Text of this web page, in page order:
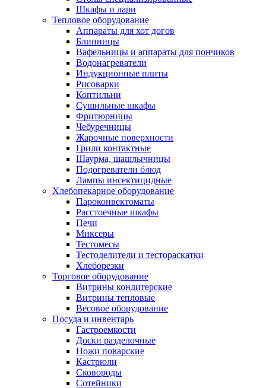
Шкафы и лари
Тепловое оборудование
Аппараты для хот догов
Блинницы
Вафельницы и аппараты для пончиков
Водонагреватели
Индукционные плиты
Рисоварки
Коптильни
Сушильные шкафы
Фритюрницы
Чебуречницы
Жарочные поверхности
Грили контактные
Шаурма, шашлычницы
Подогреватели блюд
Лампы инсектицидные
Хлебопекарное оборудование
Пароконвектоматы
Расстоечные шкафы
Печи
Миксеры
Тестомесы
Тестоделители и тестораскатки
Хлеборезки
Торговое оборудование
Витрины кондитерские
Витрины тепловые
Весовое оборудование
Посуда и инвентарь
Гастроемкости
Доски разделочные
Ножи поварские
Кастрюли
Сковороды
Сотейники